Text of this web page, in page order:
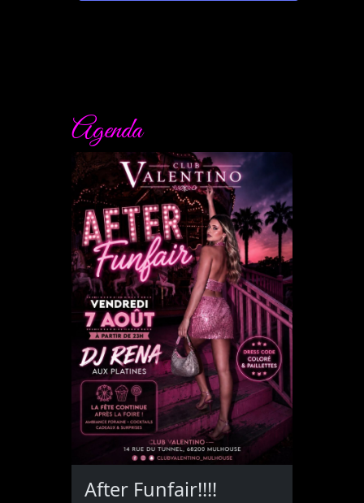
Agenda
After Funfair!!!!